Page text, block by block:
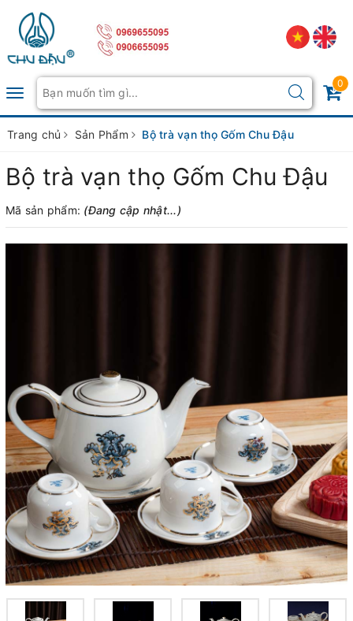
Toggle
navigation
0
Trang chủ Sản Phẩm Bộ trà vạn thọ Gốm Chu Đậu
Bộ trà vạn thọ Gốm Chu Đậu
Mã sản phẩm: (Đang cập nhật...)